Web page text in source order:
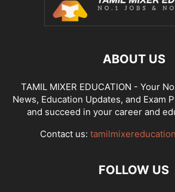
ABOUT US
TAMIL MIXER EDUCATION - Your
News, Education Updates, and Exam
and succeed in your career and
Contact us:
FOLLOW US